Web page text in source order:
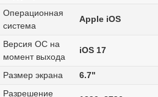
Операционная
система
Apple iOS
Версия ОС на
момент выхода
iOS 17
Размер экрана
6.7"
Разрешение